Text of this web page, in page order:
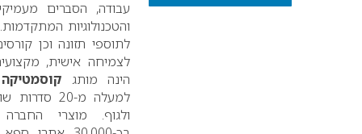
עבודה, הסברים
והטכנולוגיות המתקדמות.
לתוספי תזונה וכן
לצמיחה אישית,
הינה מותג קוסמטיקה
למעלה מ-
ולגוף. מוצרי